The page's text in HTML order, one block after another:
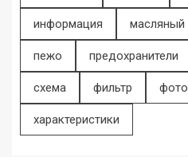
информация масляный
пежо предохранители
схема фильтр фото
характеристики